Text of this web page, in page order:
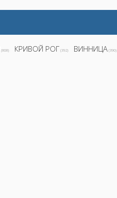
(808) КРИВОЙ РОГ (392) ВИННИЦА (390)